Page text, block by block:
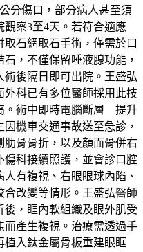
分傷口，部分病人甚至須
察3至4天。若符合適應
石網取石手術，僅需於口
，不僅保留唾液腺功能，
後隔日即可出院。王盛弘
科已有多位醫師採用此技
。術中即時電腦斷層 提升
機車交通事故送至急診，
骨骨折，以及顏面骨併右
傷科接續照護，並會診口腔
有複視、右眼眼球內陷、
合改變等情形。王盛弘醫師
，眶內軟組織及眼外肌受
而產生複視。治療需透過手
入鈦金屬骨板重建眼眶